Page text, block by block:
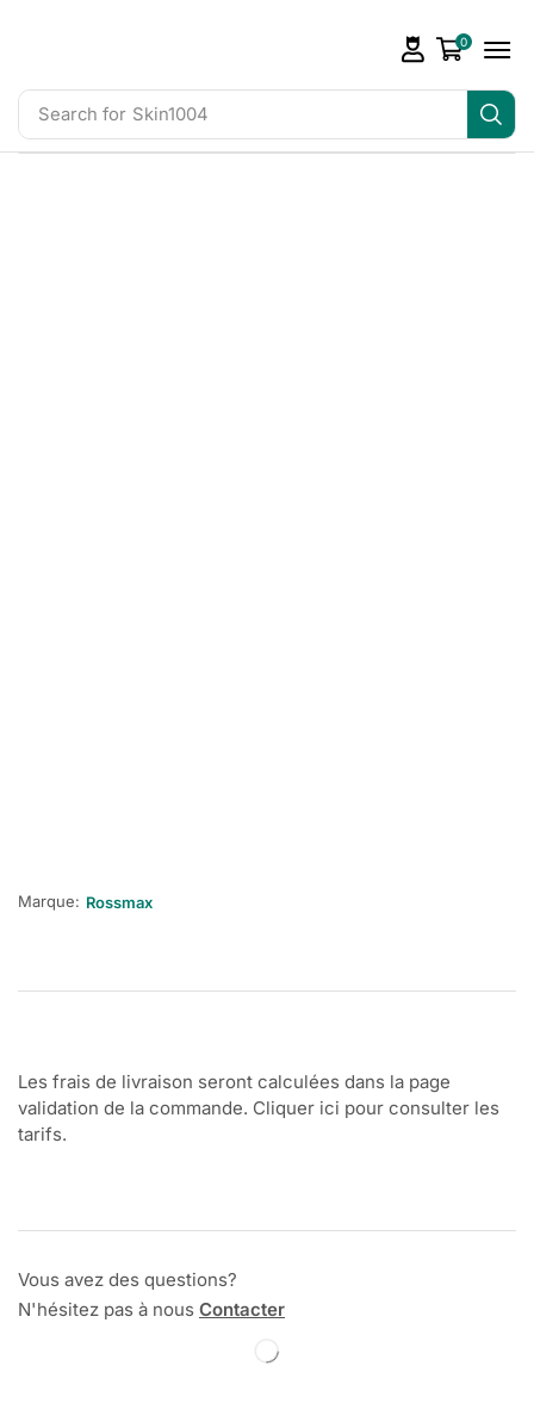
Search for Skin1004
0
Marque: Rossmax
Les frais de livraison seront calculées dans la page
validation de la commande. Cliquer ici pour consulter les
tarifs.
Vous avez des questions?
N'hésitez pas à nous Contacter